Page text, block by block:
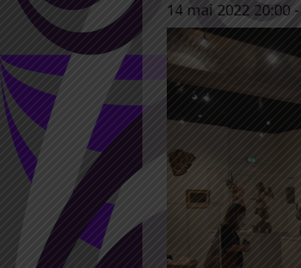
14 mai 2022 20:00-